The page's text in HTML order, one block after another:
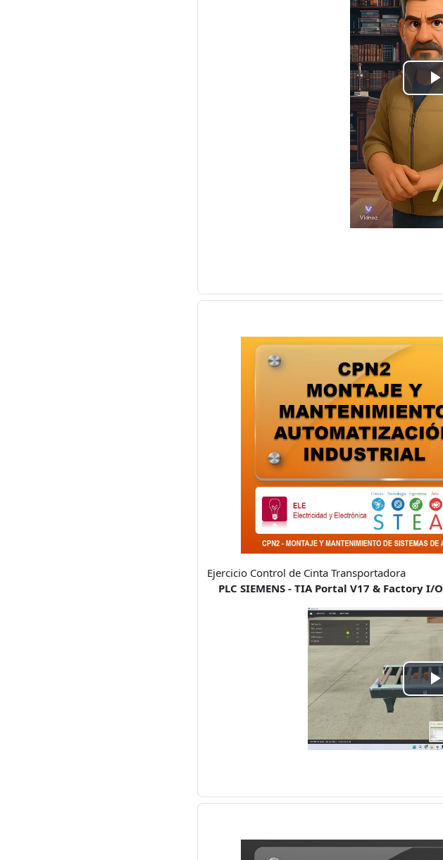
Play
Video
Ejercicio Control de Cinta Transportadora
PLC SIEMENS - TIA Portal V17 & Factory I/O
Play
Video